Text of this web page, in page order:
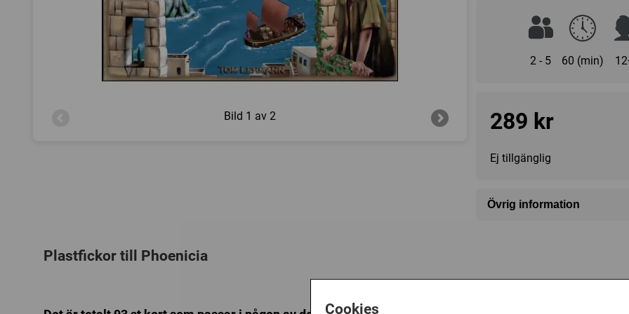
Cookies
Bild 1 av 2
2 - 5 60 (min)
289 kr
Ej tillgänglig
Övrig information
Plastfickor till Phoenicia